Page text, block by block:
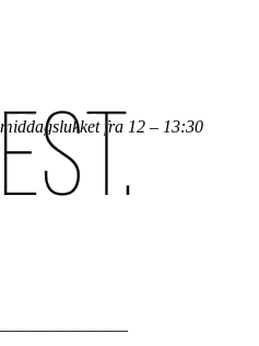
fra 12 – 13:30